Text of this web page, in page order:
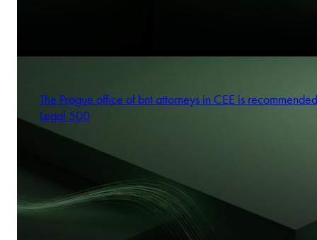
The Prague office of bnt attorneys in CEE is
Legal 500